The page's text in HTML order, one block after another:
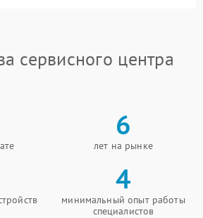
сервисного центра
6
лет на рынке
4
минимальный опыт работы
специалистов